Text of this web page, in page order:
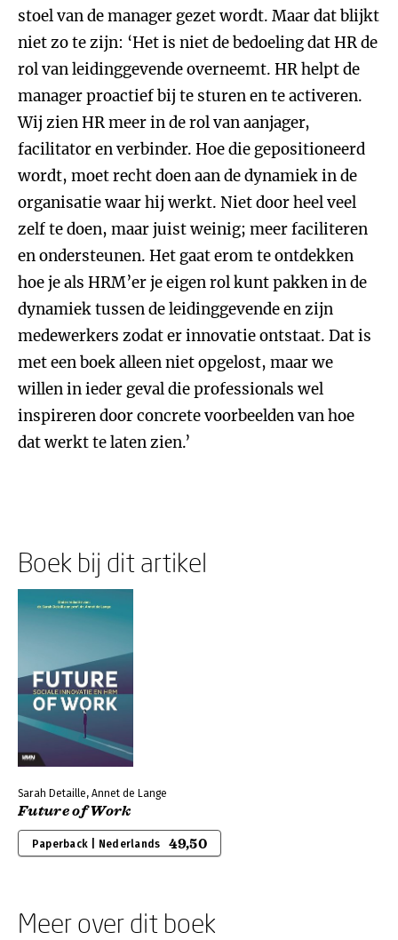
stoel van de manager gezet wordt. Maar dat blijkt
niet zo te zijn: ‘Het is niet de bedoeling dat HR de
rol van leidinggevende overneemt. HR helpt de
manager proactief bij te sturen en te activeren.
Wij zien HR meer in de rol van aanjager,
facilitator en verbinder. Hoe die gepositioneerd
wordt, moet recht doen aan de dynamiek in de
organisatie waar hij werkt. Niet door heel veel
zelf te doen, maar juist weinig; meer faciliteren
en ondersteunen. Het gaat erom te ontdekken
hoe je als HRM’er je eigen rol kunt pakken in de
dynamiek tussen de leidinggevende en zijn
medewerkers zodat er innovatie ontstaat. Dat is
met een boek alleen niet opgelost, maar we
willen in ieder geval die professionals wel
inspireren door concrete voorbeelden van hoe
dat werkt te laten zien.’
Boek bij dit artikel
Sarah Detaille, Annet de Lange
Future of Work
Paperback | Nederlands 49,50
Meer over dit boek